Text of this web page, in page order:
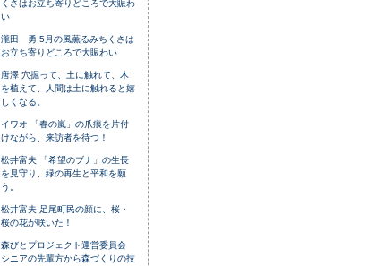
くさはお立ち寄りどころで大賑わ
い
瀧田 勇 5月の風薫るみちくさは
お立ち寄りどころで大賑わい
唐澤 穴掘って、土に触れて、木
を植えて、人間は土に触れると嬉
しくなる。
イワオ
「春の嵐」の爪痕を片付
けながら、来訪者を待つ！
松井富夫
「希望のブナ」の生長
を見守り、緑の再生と平和を願
う。
松井富夫 足尾町民の顔に、桜・
桜の花が咲いた！
森びとプロジェクト運営委員会
シニアの先輩方から森づくりの技